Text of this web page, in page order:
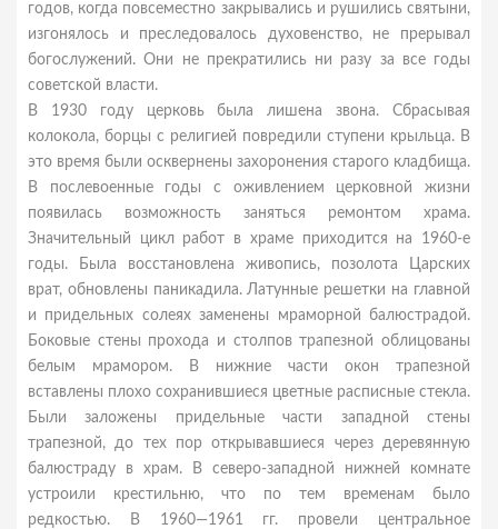
годов, когда повсеместно закрывались и рушились святыни,
изгонялось и преследовалось духовенство, не прерывал
богослужений. Они не прекратились ни разу за все годы
советской власти.
В 1930 году церковь была лишена звона. Сбрасывая
колокола, борцы с религией повредили ступени крыльца. В
это время были осквернены захоронения старого кладбища.
В послевоенные годы с оживлением церковной жизни
появилась возможность заняться ремонтом храма.
Значительный цикл работ в храме приходится на 1960-е
годы. Была восстановлена живопись, позолота Царских
врат, обновлены паникадила. Латунные решетки на главной
и придельных солеях заменены мраморной балюстрадой.
Боковые стены прохода и столпов трапезной облицованы
белым мрамором. В нижние части окон трапезной
вставлены плохо сохранившиеся цветные расписные стекла.
Были заложены придельные части западной стены
трапезной, до тех пор открывавшиеся через деревянную
балюстраду в храм. В северо-западной нижней комнате
устроили крестильню, что по тем временам было
редкостью. В 1960—1961 гг. провели центральное